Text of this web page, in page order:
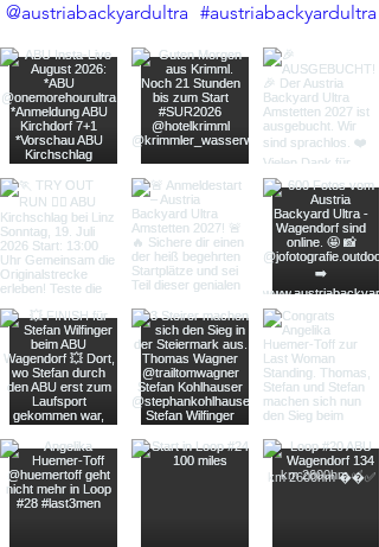
#austriabackyardultra
@austriabackyardultra